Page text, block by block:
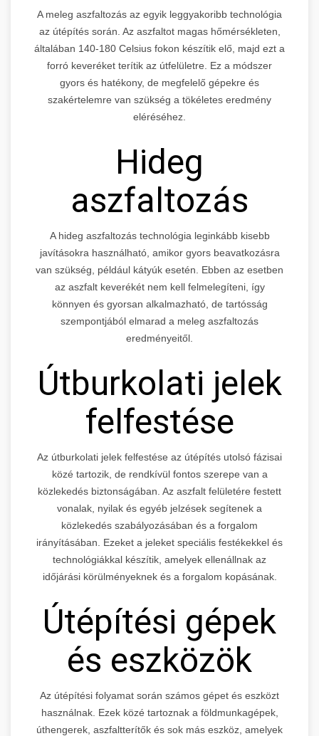
A meleg aszfaltozás az egyik leggyakoribb technológia
az útépítés során. Az aszfaltot magas hőmérsékleten,
általában 140-180 Celsius fokon készítik elő, majd ezt a
forró keveréket terítik az útfelületre. Ez a módszer
gyors és hatékony, de megfelelő gépekre és
szakértelemre van szükség a tökéletes eredmény
eléréséhez.
Hideg
aszfaltozás
A hideg aszfaltozás technológia leginkább kisebb
javításokra használható, amikor gyors beavatkozásra
van szükség, például kátyúk esetén. Ebben az esetben
az aszfalt keverékét nem kell felmelegíteni, így
könnyen és gyorsan alkalmazható, de tartósság
szempontjából elmarad a meleg aszfaltozás
eredményeitől.
Útburkolati jelek
felfestése
Az útburkolati jelek felfestése az útépítés utolsó fázisai
közé tartozik, de rendkívül fontos szerepe van a
közlekedés biztonságában. Az aszfalt felületére festett
vonalak, nyilak és egyéb jelzések segítenek a
közlekedés szabályozásában és a forgalom
irányításában. Ezeket a jeleket speciális festékekkel és
technológiákkal készítik, amelyek ellenállnak az
időjárási körülményeknek és a forgalom kopásának.
Útépítési gépek
és eszközök
Az útépítési folyamat során számos gépet és eszközt
használnak. Ezek közé tartoznak a földmunkagépek,
úthengerek, aszfaltterítők és sok más eszköz, amelyek